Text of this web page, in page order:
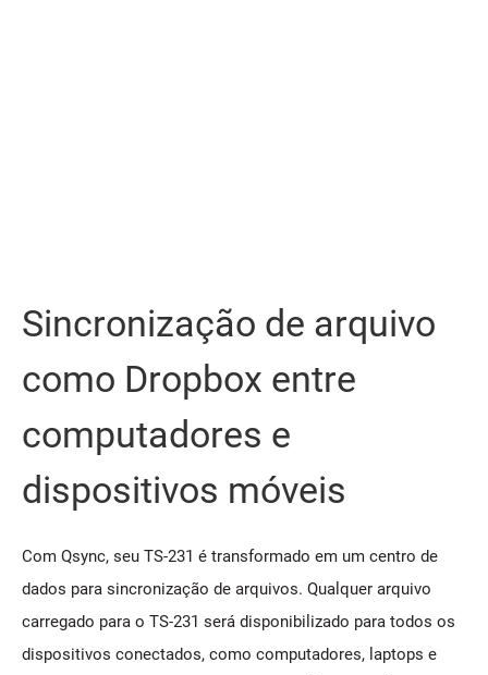
Sincronização de arquivo
como Dropbox entre
computadores e
dispositivos móveis
Com Qsync, seu TS-231 é transformado em um centro de
dados para sincronização de arquivos. Qualquer arquivo
carregado para o TS-231 será disponibilizado para todos os
dispositivos conectados, como computadores, laptops e